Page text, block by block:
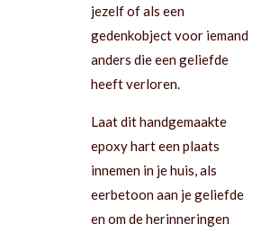
jezelf of als een
gedenkobject voor iemand
anders die een geliefde
heeft verloren.
Laat dit handgemaakte
epoxy hart een plaats
innemen in je huis, als
eerbetoon aan je geliefde
en om de herinneringen